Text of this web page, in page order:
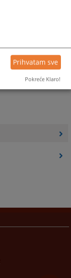
Prihvatam sve
Pokreće Klaro!